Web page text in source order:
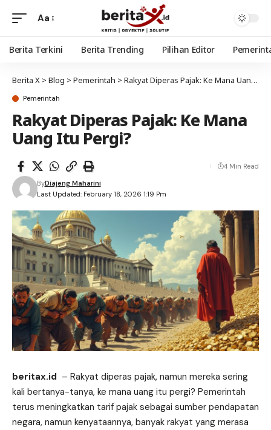
Aa
Berita Terkini Berita Trending Pilihan Editor
Berita X > Blog > Pemerintah > Rakyat Diperas Pajak: Ke Mana Uang Itu Pergi?
Pemerintah
Rakyat Diperas Pajak: Ke Mana
Uang Itu Pergi?
Last Updated: February 18, 2026 1:19 Pm
ByDiajeng Maharini
4 Min Read
beritax.id – Rakyat diperas pajak, namun mereka sering
kali bertanya-tanya, ke mana uang itu pergi? Pemerintah
terus meningkatkan tarif pajak sebagai sumber pendapatan
negara, namun kenyataannya, banyak rakyat yang merasa